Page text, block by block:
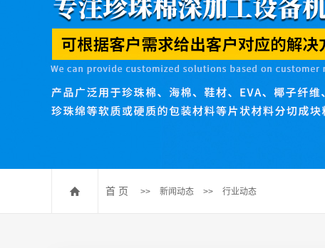
EVA横竖分切机
四柱裁断机
热熔胶机
珍珠棉压棉机
首 页 >> 新闻动态 >> 行业动态